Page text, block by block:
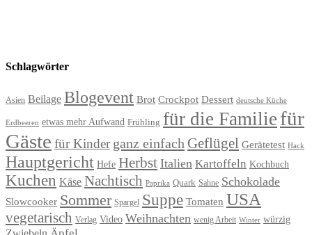
Schlagwörter
Asien Beilage Blogevent Brot Crockpot Dessert deutsche Küche
Erdbeeren etwas mehr Aufwand Frühling für die Familie für
Gäste für Kinder ganz einfach Geflügel Gerätetest Hack
Hauptgericht Hefe Herbst Italien Kartoffeln Kochbuch
Kuchen Käse Nachtisch Paprika Quark Sahne Schokolade
Slowcooker Sommer Spargel Suppe Tomaten USA
vegetarisch Verlag Video Weihnachten wenig Arbeit Winter würzig